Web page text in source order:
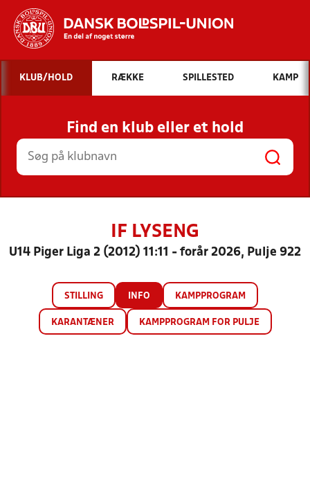
Hvad vil du søge efter?
INDHOLD OG NYHEDER
STILLINGER, RESULTATER, KLUBBER OG
HOLD
KLUB/HOLD RÆKKE SPILLESTED KAMP
Find en klub eller et hold
IF LYSENG
U14 Piger Liga 2 (2012) 11:11 - forår 2026, Pulje 922
STILLING INFO KAMPPROGRAM
KARANTÆNER KAMPPROGRAM FOR PULJE